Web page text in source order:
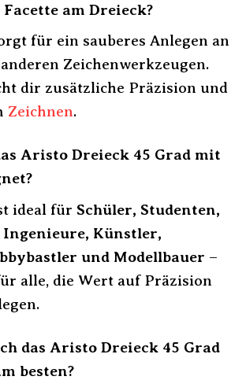
am Dreieck?
für ein sauberes Anlegen an
Zeichenwerkzeugen.
dir zusätzliche Präzision und
Zeichnen.
Aristo Dreieck 45 Grad mit
ideal für Schüler, Studenten,
Künstler,
und Modellbauer –
alle, die Wert auf Präzision
das Aristo Dreieck 45 Grad
besten?